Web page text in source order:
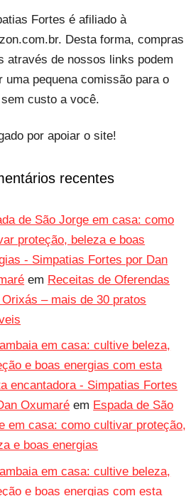
Fortes é afiliado à
Desta forma, compras
através de nossos links podem
uma pequena comissão para o
custo a você.
por apoiar o site!
recentes
de São Jorge em casa: como
proteção, beleza e boas
- Simpatias Fortes por Dan
em Receitas de Oferendas
– mais de 30 pratos
em casa: cultive beleza,
e boas energias com esta
encantadora - Simpatias Fortes
Oxumaré em Espada de São
em casa: como cultivar proteção,
e boas energias
em casa: cultive beleza,
e boas energias com esta